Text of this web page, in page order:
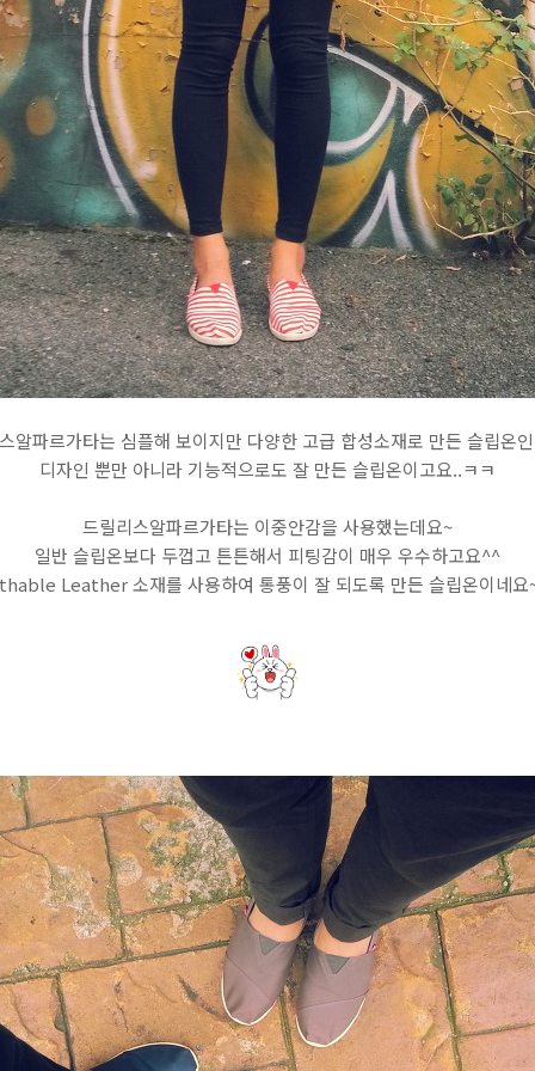
알파르가타는 심플해 보이지만 다양한 고급 합성소재로 만든 슬립온
디자인 뿐만 아니라 기능적으로도 잘 만든 슬립온이고요..ㅋㅋ
드릴리스알파르가타는 이중안감을 사용했는데요~
일반 슬립온보다 두껍고 튼튼해서 피팅감이 매우 우수하고요^^
Leather 소재를 사용하여 통풍이 잘 되도록 만든 슬립온이네요